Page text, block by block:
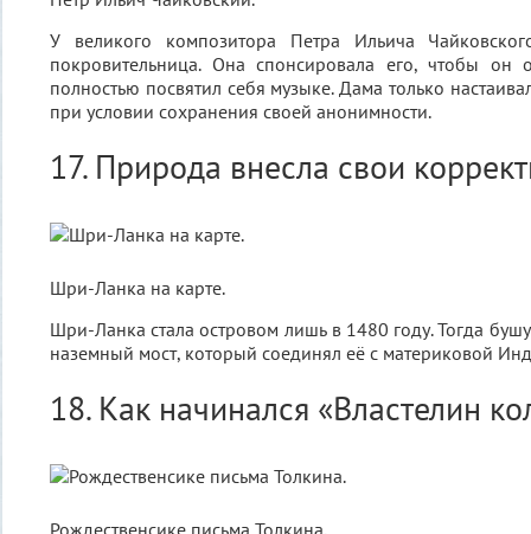
У великого композитора Петра Ильича
покровительница. Она спонсировала его, чтобы он
полностью посвятил себя музыке. Дама только
при условии сохранения своей анонимности.
17. Природа внесла свои
Шри-Ланка на карте.
Шри-Ланка стала островом лишь в 1480 году. Тогда
наземный мост, который соединял её с материковой
18. Как начинался «Властелин
Рождественсике письма Толкина.